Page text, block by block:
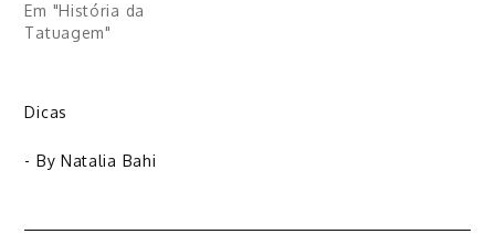
Em "História da
Tatuagem"
Dicas
- By Natalia Bahi